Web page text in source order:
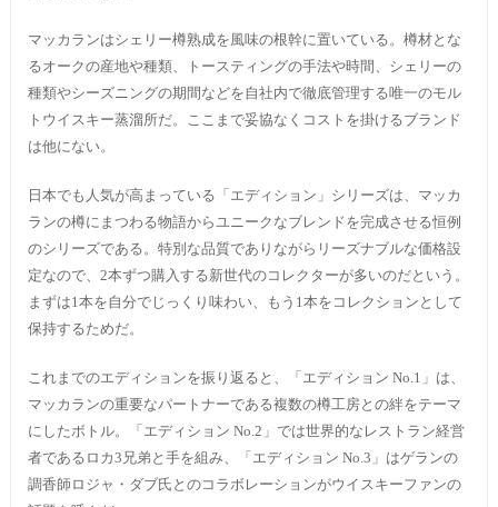
マッカランはシェリー樽熟成を風味の根幹に置いている。樽材とな
るオークの産地や種類、トースティングの手法や時間、シェリーの
種類やシーズニングの期間などを自社内で徹底管理する唯一のモル
トウイスキー蒸溜所だ。ここまで妥協なくコストを掛けるブランド
は他にない。
日本でも人気が高まっている「エディション」シリーズは、マッカ
ランの樽にまつわる物語からユニークなブレンドを完成させる恒例
のシリーズである。特別な品質でありながらリーズナブルな価格設
定なので、2本ずつ購入する新世代のコレクターが多いのだという。
まずは1本を自分でじっくり味わい、もう1本をコレクションとして
保持するためだ。
これまでのエディションを振り返ると、「エディション No.1」は、
マッカランの重要なパートナーである複数の樽工房との絆をテーマ
にしたボトル。「エディション No.2」では世界的なレストラン経営
者であるロカ3兄弟と手を組み、「エディション No.3」はゲランの
調香師ロジャ・ダブ氏とのコラボレーションがウイスキーファンの